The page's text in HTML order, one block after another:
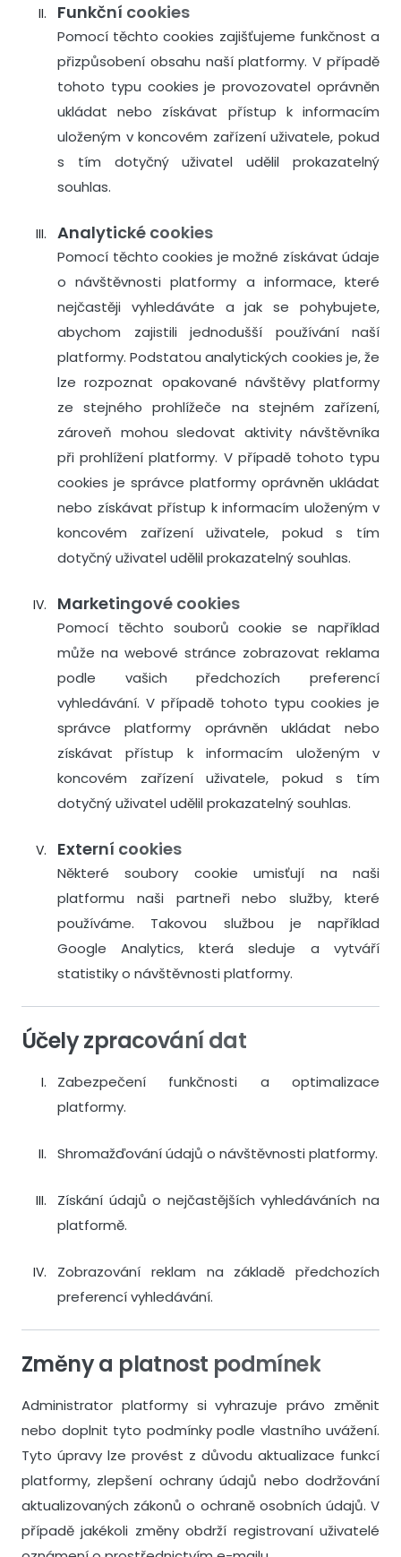
Funkční cookies
Pomocí těchto cookies zajišťujeme funkčnost a
přizpůsobení obsahu naší platformy. V případě
tohoto typu cookies je provozovatel oprávněn
ukládat nebo získávat přístup k informacím
uloženým v koncovém zařízení uživatele, pokud
s tím dotyčný uživatel udělil prokazatelný
souhlas.
Analytické cookies
Pomocí těchto cookies je možné získávat údaje
o návštěvnosti platformy a informace, které
nejčastěji vyhledáváte a jak se pohybujete,
abychom zajistili jednodušší používání naší
platformy. Podstatou analytických cookies je, že
lze rozpoznat opakované návštěvy platformy
ze stejného prohlížeče na stejném zařízení,
zároveň mohou sledovat aktivity návštěvníka
při prohlížení platformy. V případě tohoto typu
cookies je správce platformy oprávněn ukládat
nebo získávat přístup k informacím uloženým v
koncovém zařízení uživatele, pokud s tím
dotyčný uživatel udělil prokazatelný souhlas.
Marketingové cookies
Pomocí těchto souborů cookie se například
může na webové stránce zobrazovat reklama
podle vašich předchozích preferencí
vyhledávání. V případě tohoto typu cookies je
správce platformy oprávněn ukládat nebo
získávat přístup k informacím uloženým v
koncovém zařízení uživatele, pokud s tím
dotyčný uživatel udělil prokazatelný souhlas.
Externí cookies
Některé soubory cookie umisťují na naši
platformu naši partneři nebo služby, které
používáme. Takovou službou je například
Google Analytics, která sleduje a vytváří
statistiky o návštěvnosti platformy.
Účely zpracování dat
Zabezpečení funkčnosti a optimalizace
platformy.
Shromažďování údajů o návštěvnosti platformy.
Získání údajů o nejčastějších vyhledáváních na
platformě.
Zobrazování reklam na základě předchozích
preferencí vyhledávání.
Změny a platnost podmínek
Administrator platformy si vyhrazuje právo změnit
nebo doplnit tyto podmínky podle vlastního uvážení.
Tyto úpravy lze provést z důvodu aktualizace funkcí
platformy, zlepšení ochrany údajů nebo dodržování
aktualizovaných zákonů o ochraně osobních údajů. V
případě jakékoli změny obdrží registrovaní uživatelé